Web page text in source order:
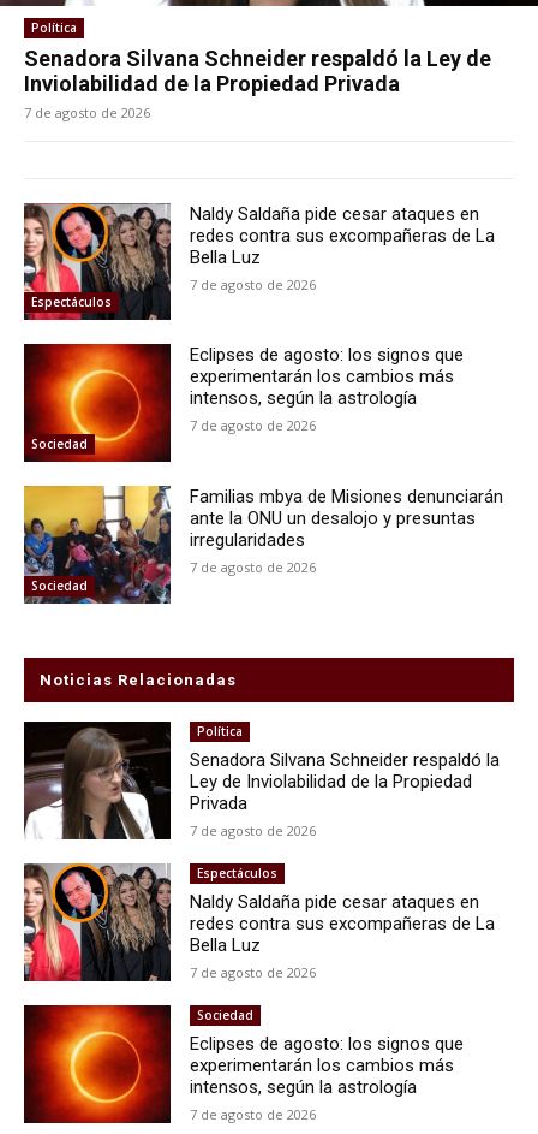
Política
Senadora Silvana Schneider respaldó la Ley de
Inviolabilidad de la Propiedad Privada
7 de agosto de 2026
Espectáculos
Naldy Saldaña pide cesar ataques en
redes contra sus excompañeras de La
Bella Luz
7 de agosto de 2026
Sociedad
Eclipses de agosto: los signos que
experimentarán los cambios más
intensos, según la astrología
7 de agosto de 2026
Sociedad
Familias mbya de Misiones denunciarán
ante la ONU un desalojo y presuntas
irregularidades
7 de agosto de 2026
Noticias Relacionadas
Política
Senadora Silvana Schneider respaldó la
Ley de Inviolabilidad de la Propiedad
Privada
7 de agosto de 2026
Espectáculos
Naldy Saldaña pide cesar ataques en
redes contra sus excompañeras de La
Bella Luz
7 de agosto de 2026
Sociedad
Eclipses de agosto: los signos que
experimentarán los cambios más
intensos, según la astrología
7 de agosto de 2026